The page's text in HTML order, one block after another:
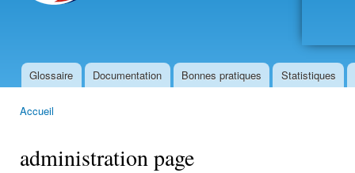
Menu principal
Glossaire Documentation Bonnes pratiques Statistiques
Accueil
administration page